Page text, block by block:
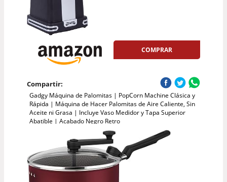
COMPRAR
Compartir:
Gadgy Máquina de Palomitas | PopCorn Machine Clásica y
Rápida | Máquina de Hacer Palomitas de Aire Caliente, Sin
Aceite ni Grasa | Incluye Vaso Medidor y Tapa Superior
Abatible | Acabado Negro Retro